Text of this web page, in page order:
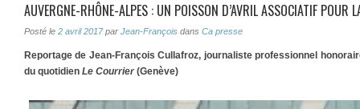
AUVERGNE-RHÔNE-ALPES : UN POISSON D’AVRIL ASSOCIATIF POUR
Posté le 2 avril 2017 par Jean-François dans Ca presse
Reportage de Jean-François Cullafroz, journaliste professionnel
du quotidien Le Courrier (Genève)